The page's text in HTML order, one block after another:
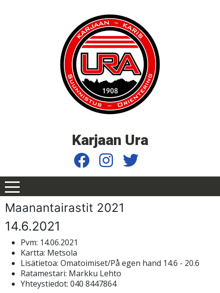
Karjaan Ura
Maanantairastit 2021
14.6.2021
Pvm: 14.06.2021
Kartta: Metsola
Lisätietoa: Omatoimiset/På egen hand 14.6 - 20.6
Ratamestari: Markku Lehto
Yhteystiedot: 040 8447864